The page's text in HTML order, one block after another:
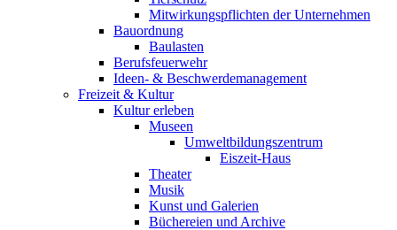
Mitwirkungspflichten der Unternehmen
Bauordnung
Baulasten
Berufsfeuerwehr
Ideen- & Beschwerdemanagement
Freizeit & Kultur
Kultur erleben
Museen
Umweltbildungszentrum
Eiszeit-Haus
Theater
Musik
Kunst und Galerien
Büchereien und Archive